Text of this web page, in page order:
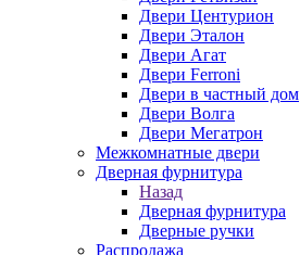
Двери Центурион
Двери Эталон
Двери Агат
Двери Ferroni
Двери в частный дом
Двери Волга
Двери Мегатрон
Межкомнатные двери
Дверная фурнитура
Назад
Дверная фурнитура
Дверные ручки
Распродажа